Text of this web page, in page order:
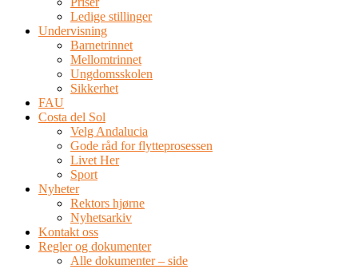
Ledige stillinger
Undervisning
Barnetrinnet
Mellomtrinnet
Ungdomsskolen
Sikkerhet
FAU
Costa del Sol
Velg Andalucia
Gode råd for flytteprosessen
Livet Her
Sport
Nyheter
Rektors hjørne
Nyhetsarkiv
Kontakt oss
Regler og dokumenter
Alle dokumenter – side